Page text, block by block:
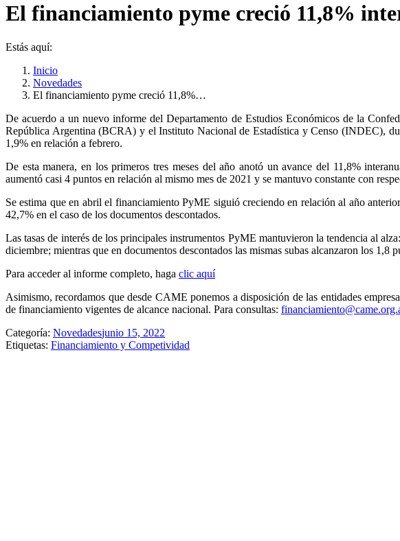
El financiamiento pyme creció 11,8%
Estás aquí:
Inicio
Novedades
El financiamiento pyme creció 11,8%…
De acuerdo a un nuevo informe del Departamento de Estudios Económicos de la
República Argentina (BCRA) y el Instituto Nacional de Estadística y Censo (INDEC),
1,9% en relación a febrero.
De esta manera, en los primeros tres meses del año anotó un avance del 11,8%
aumentó casi 4 puntos en relación al mismo mes de 2021 y se mantuvo constante con
Se estima que en abril el financiamiento PyME siguió creciendo en relación al año
42,7% en el caso de los documentos descontados.
Las tasas de interés de los principales instrumentos PyME mantuvieron la tendencia al
diciembre; mientras que en documentos descontados las mismas subas alcanzaron los 1,8
Para acceder al informe completo, haga clic aquí
Asimismo, recordamos que desde CAME ponemos a disposición de las entidades
de financiamiento vigentes de alcance nacional. Para consultas:
Categoría: Novedadesjunio 15, 2022
Etiquetas: Financiamiento y Competividad